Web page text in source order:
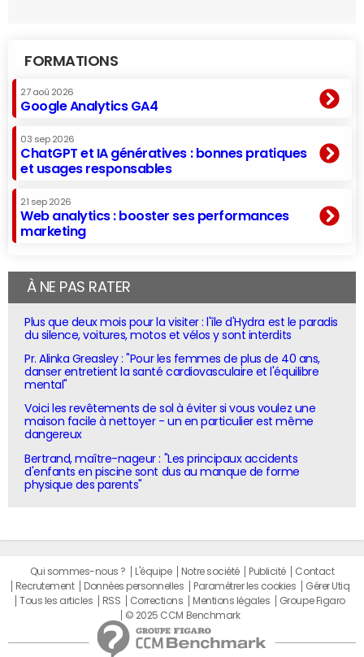
FORMATIONS
27 aoû 2026
Google Analytics GA4
03 sep 2026
ChatGPT et IA génératives : bonnes pratiques
et usages responsables
21 sep 2026
Web analytics : booster ses performances
marketing
À NE PAS RATER
Plus que deux mois pour la visiter : l'île d'Hydra est le paradis
du silence, voitures, motos et vélos y sont interdits
Pr. Alinka Greasley : "Pour les femmes de plus de 40 ans,
danser entretient la santé cardiovasculaire et l'équilibre
mental"
Voici les revêtements de sol à éviter si vous voulez une
maison facile à nettoyer - un en particulier est même
dangereux
Bertrand, maître-nageur : "Les principaux accidents
d'enfants en piscine sont dus au manque de forme
physique des parents"
Qui sommes-nous ? L'équipe Notre société Publicité
Contact
Recrutement
Données personnelles Paramétrer les cookies
Gérer Utiq
Tous les articles
RSS Corrections Mentions légales
Groupe Figaro
© 2025 CCM Benchmark